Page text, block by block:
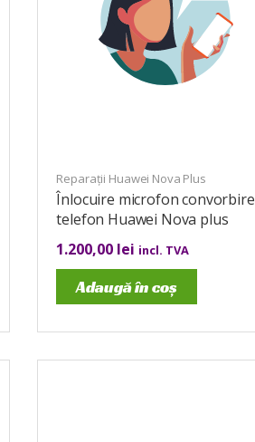
Reparații Huawei Nova Plus
Înlocuire microfon convorbire
telefon Huawei Nova plus
1.200,00 lei incl. TVA
Adaugă în coș